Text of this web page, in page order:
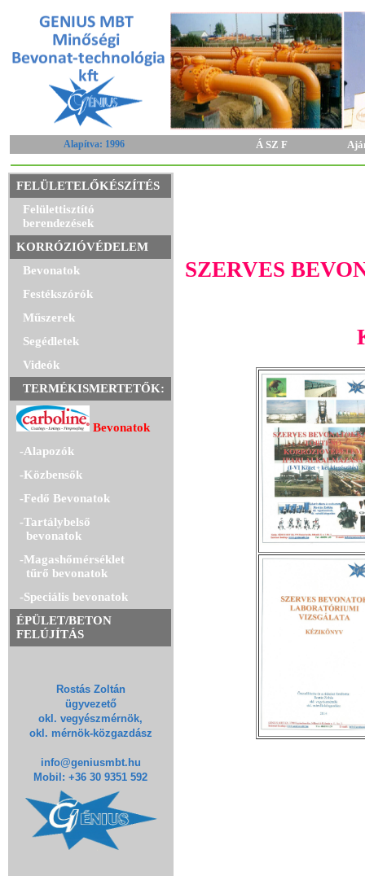
Alapítva: 1996 Á SZ F
FELÜLETELŐKÉSZÍTÉS
Felülettisztító
berendezések
KORRÓZIÓVÉDELEM
Bevonatok
Festékszórók
Műszerek
Segédletek
Videók
TERMÉKISMERTETŐK:
Bevonatok
-Alapozók
-Közbensők
-Fedő Bevonatok
-Tartálybelső
bevonatok
-Magashőmérséklet
tűrő bevonatok
-Speciális bevonatok
ÉPÜLET/BETON
FELÚJÍTÁS
Rostás Zoltán
ügyvezető
okl. vegyészmérnök,
okl. mérnök-közgazdász
info@geniusmbt.hu
Mobil: +36 30 9351 592
SZERVES